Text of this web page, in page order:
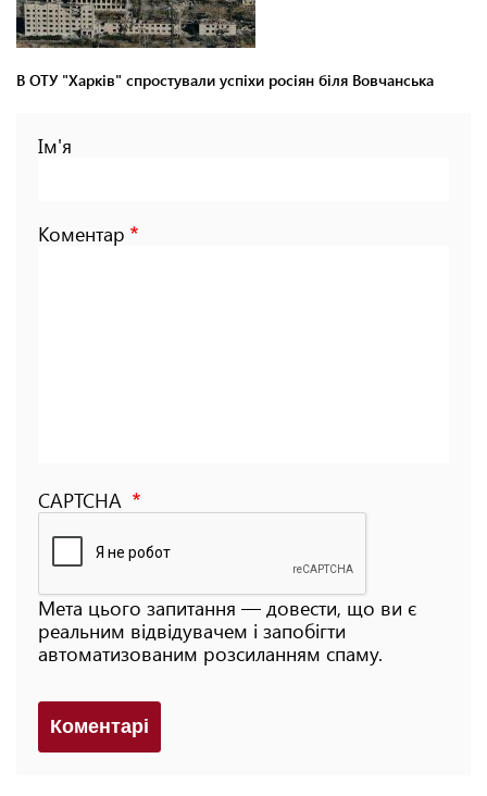
В ОТУ "Харків" спростували успіхи росіян біля Вовчанська
Ім'я
Коментар
CAPTCHA
Мета цього запитання — довести, що ви є
реальним відвідувачем і запобігти
автоматизованим розсиланням спаму.
Коментарi